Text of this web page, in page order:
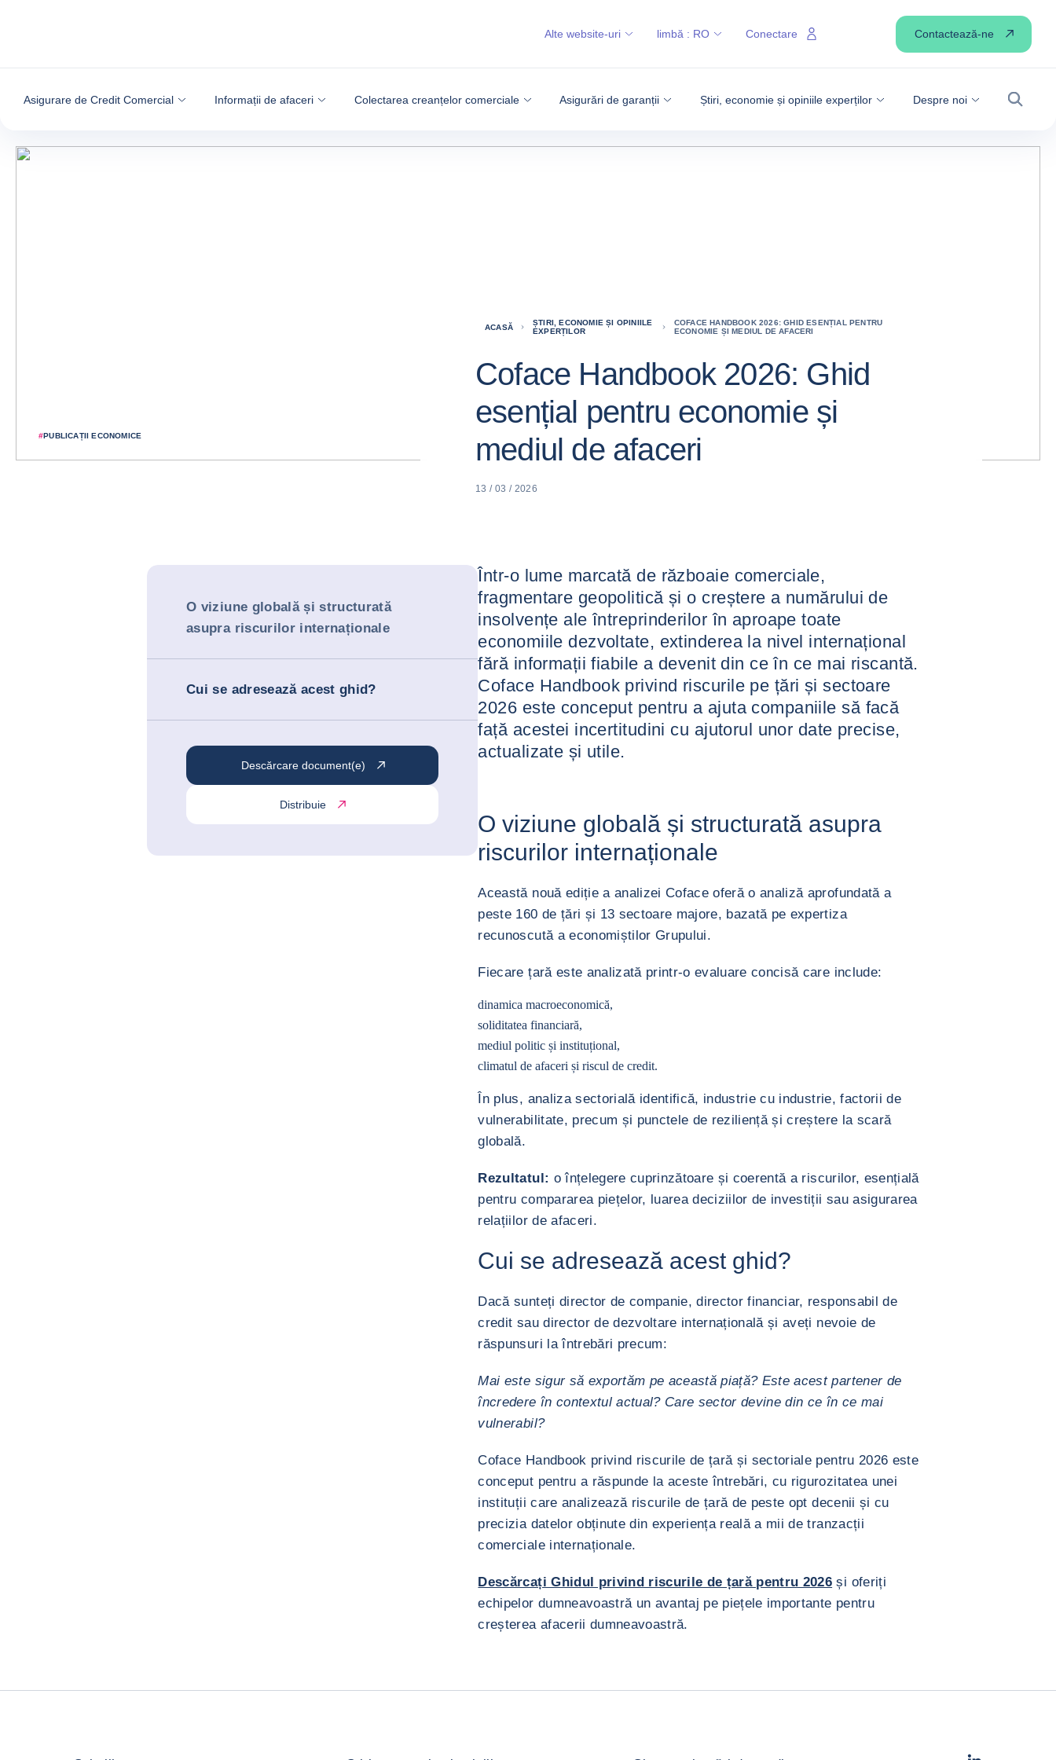
Asigurare de Credit Comercial Informații de afaceri Colectarea creanțelor comerciale Asigurări de garanții Știri, economie și opiniile experților Despre noi
Căutare
Alte website-uri limbă : RO Conectare Contactează-ne
#PUBLICAȚII ECONOMICE
ACASĂ
ȘTIRI, ECONOMIE ȘI OPINIILE
EXPERȚILOR
COFACE HANDBOOK 2026: GHID ESENȚIAL PENTRU
ECONOMIE ȘI MEDIUL DE AFACERI
Coface Handbook 2026: Ghid
esențial pentru economie și
mediul de afaceri
13 / 03 / 2026
O viziune globală și structurată
asupra riscurilor internaționale
Cui se adresează acest ghid?
Descărcare document(e)
Distribuie
Într-o lume marcată de războaie comerciale,
fragmentare geopolitică și o creștere a numărului de
insolvențe ale întreprinderilor în aproape toate
economiile dezvoltate, extinderea la nivel internațional
fără informații fiabile a devenit din ce în ce mai riscantă.
Coface Handbook privind riscurile pe țări și sectoare
2026 este conceput pentru a ajuta companiile să facă
față acestei incertitudini cu ajutorul unor date precise,
actualizate și utile.
O viziune globală și structurată asupra
riscurilor internaționale
Această nouă ediție a analizei Coface oferă o analiză aprofundată a
peste 160 de țări și 13 sectoare majore, bazată pe expertiza
recunoscută a economiștilor Grupului.
Fiecare țară este analizată printr-o evaluare concisă care include:
dinamica macroeconomică,
soliditatea financiară,
mediul politic și instituțional,
climatul de afaceri și riscul de credit.
În plus, analiza sectorială identifică, industrie cu industrie, factorii de
vulnerabilitate, precum și punctele de reziliență și creștere la scară
globală.
Rezultatul: o înțelegere cuprinzătoare și coerentă a riscurilor, esențială
pentru compararea piețelor, luarea deciziilor de investiții sau asigurarea
relațiilor de afaceri.
Cui se adresează acest ghid?
Dacă sunteți director de companie, director financiar, responsabil de
credit sau director de dezvoltare internațională și aveți nevoie de
răspunsuri la întrebări precum:
Mai este sigur să exportăm pe această piață? Este acest partener de
încredere în contextul actual? Care sector devine din ce în ce mai
vulnerabil?
Coface Handbook privind riscurile de țară și sectoriale pentru 2026 este
conceput pentru a răspunde la aceste întrebări, cu rigurozitatea unei
instituții care analizează riscurile de țară de peste opt decenii și cu
precizia datelor obținute din experiența reală a mii de tranzacții
comerciale internaționale.
Descărcați Ghidul privind riscurile de țară pentru 2026 și oferiți
echipelor dumneavoastră un avantaj pe piețele importante pentru
creșterea afacerii dumneavoastră.